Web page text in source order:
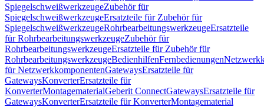
SpiegelschweißwerkzeugeZubehör für
SpiegelschweißwerkzeugeErsatzteile für Zubehör für
SpiegelschweißwerkzeugeRohrbearbeitungswerkzeugeErsatzteile
für RohrbearbeitungswerkzeugeZubehör für
RohrbearbeitungswerkzeugeErsatzteile für Zubehör für
RohrbearbeitungswerkzeugeBedienhilfenFernbedienungen
für NetzwerkkomponentenGatewaysErsatzteile für
GatewaysKonverterErsatzteile für
KonverterMontagematerialGeberit ConnectGatewaysErsatzteile für
GatewaysKonverterErsatzteile für KonverterMontagematerial